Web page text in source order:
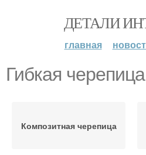
ДЕТАЛИ
главная
Гибкая черепица
Композитная черепица